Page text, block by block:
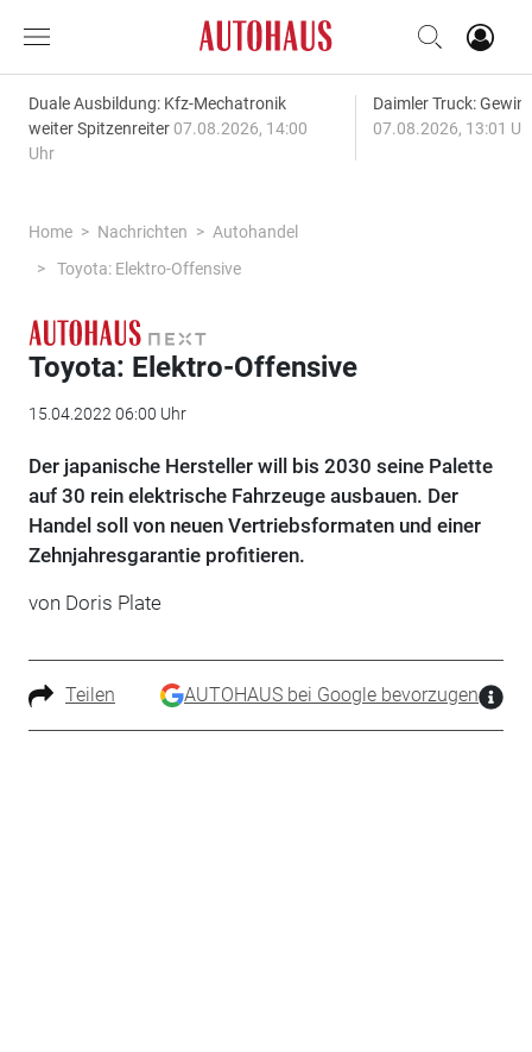
Duale Ausbildung: Kfz-Mechatronik
weiter Spitzenreiter 07.08.2026, 14:00
Uhr
Daimler Truck:
07.08.2026, 13:01
Home Nachrichten
Autohandel
Toyota: Elektro-Offensive
Toyota: Elektro-Offensive
15.04.2022 06:00 Uhr
Der japanische Hersteller will bis 2030 seine Palette
auf 30 rein elektrische Fahrzeuge ausbauen. Der
Handel soll von neuen Vertriebsformaten und einer
Zehnjahresgarantie profitieren.
von Doris Plate
Teilen AUTOHAUS bei Google bevorzugen